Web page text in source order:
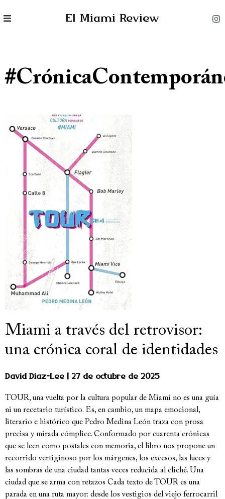
El Miami Review
Miami a través del retrovisor:
una crónica coral de identidades
David Diaz-Lee 27 de octubre de 2025
TOUR, una vuelta por la cultura popular de Miami no es una guía
ni un recetario turístico. Es, en cambio, un mapa emocional,
literario e histórico que Pedro Medina León traza con prosa
precisa y mirada cómplice. Conformado por cuarenta crónicas
que se leen como postales con memoria, el libro nos propone un
recorrido vertiginoso por los márgenes, los excesos, las luces y
las sombras de una ciudad tantas veces reducida al cliché. Una
ciudad que se arma con retazos Cada texto de TOUR es una
parada en una ruta mayor: desde los vestigios del viejo ferrocarril